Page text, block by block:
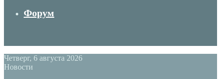
Форум
Четверг, 6 августа 2026
Новости